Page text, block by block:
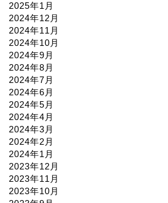
2025年1月
2024年12月
2024年11月
2024年10月
2024年9月
2024年8月
2024年7月
2024年6月
2024年5月
2024年4月
2024年3月
2024年2月
2024年1月
2023年12月
2023年11月
2023年10月